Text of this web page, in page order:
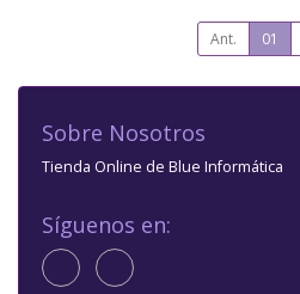
Ant. 01
Sobre Nosotros
Tienda Online de Blue Informática
Síguenos en: